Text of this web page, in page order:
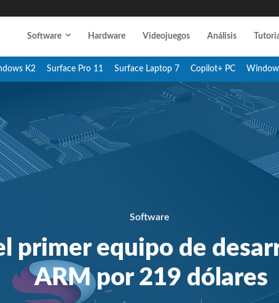
Software Hardware Videojuegos Análisis
K2 Surface Pro 11 Surface Laptop 7 Copilot+ PC
Software
primer equipo de
ARM por 219 dólares